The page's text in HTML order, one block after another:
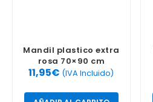
Mandil plastico extra
rosa 70×90 cm
11,95€ (IVA Incluido)